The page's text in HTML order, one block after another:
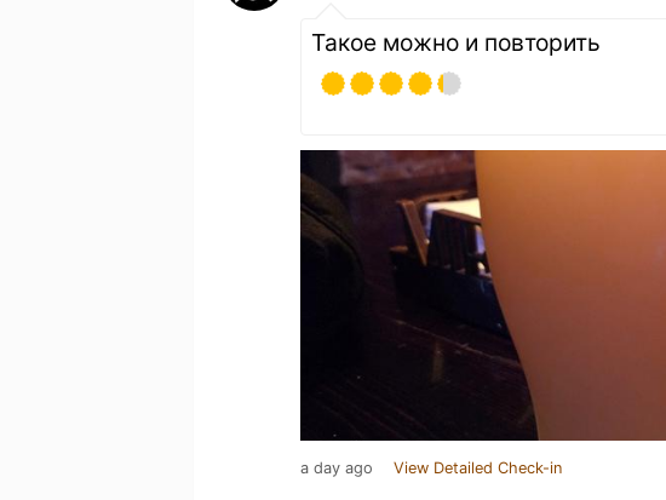
Такое можно и повторить
a day ago View Detailed Check-in